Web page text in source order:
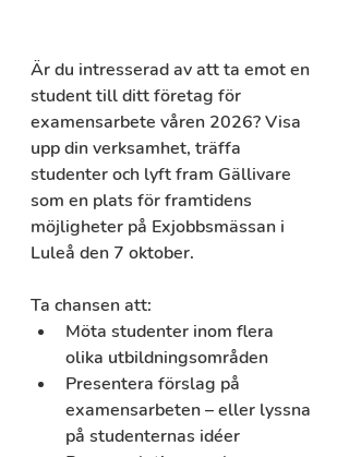
Är du intresserad av att ta emot en
student till ditt företag för
examensarbete våren 2026? Visa
upp din verksamhet, träffa
studenter och lyft fram Gällivare
som en plats för framtidens
möjligheter på Exjobbsmässan i
Luleå den 7 oktober.
Ta chansen att:
Möta studenter inom flera
olika utbildningsområden
Presentera förslag på
examensarbeten – eller lyssna
på studenternas idéer